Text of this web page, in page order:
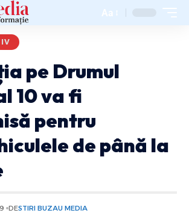
Aa
pe Drumul
10 va fi
pentru
de până la
DESTIRI BUZAU MEDIA